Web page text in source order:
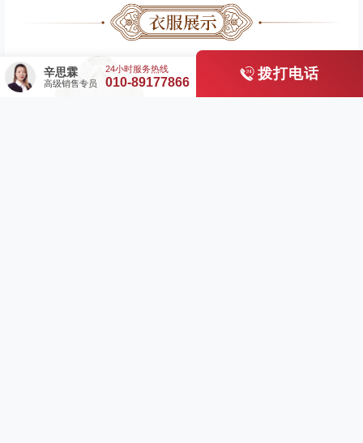
辛思霖
高级销售专员 010-89177866
拨打电话